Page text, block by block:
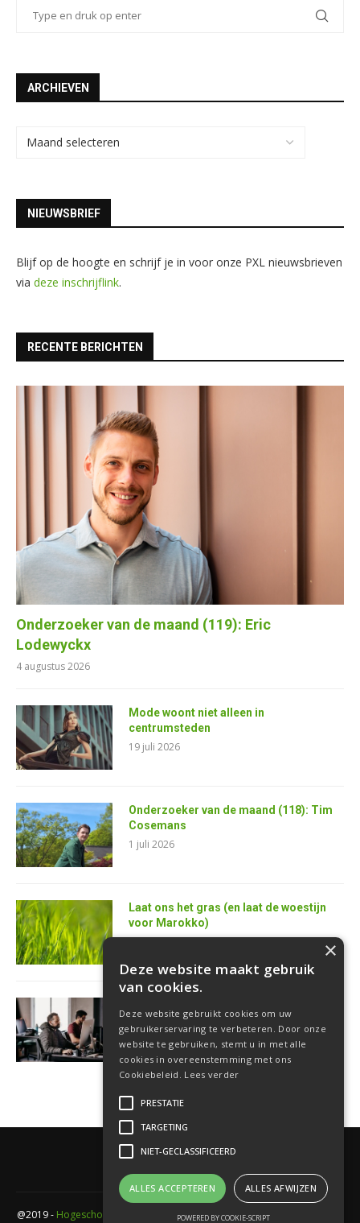
ARCHIEVEN
NIEUWSBRIEF
Blijf op de hoogte en schrijf je in voor onze PXL nieuwsbrieven
via deze inschrijflink.
RECENTE BERICHTEN
Onderzoeker van de maand (119): Eric
Lodewyckx
4 augustus 2026
Mode woont niet alleen in
centrumsteden
19 juli 2026
Onderzoeker van de maand (118): Tim
Cosemans
1 juli 2026
Laat ons het gras (en laat de woestijn
voor Marokko)
25 juni 2026
softwareontwikkelaar
18 juni 2026
@2019 - Hogeschool PXL
- Elfde-liniestraat 24 Gebouw A , 3500 Hasselt -
×
Deze website maakt gebruik
van cookies.
Deze website gebruikt cookies om uw
gebruikerservaring te verbeteren. Door onze
website te gebruiken, stemt u in met alle
cookies in overeenstemming met ons
Cookiebeleid. Lees verder
PRESTATIE
TARGETING
NIET-GECLASSIFICEERD
ALLES ACCEPTEREN ALLES AFWIJZEN
POWERED BY COOKIE-SCRIPT